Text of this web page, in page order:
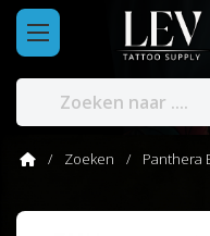
Zoeken Panthera